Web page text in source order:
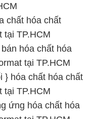
chất hóa chất
tại TP.HCM
hóa chất hóa
tại TP.HCM
} hóa chất hóa chất
tại TP.HCM
ứng hóa chất hóa